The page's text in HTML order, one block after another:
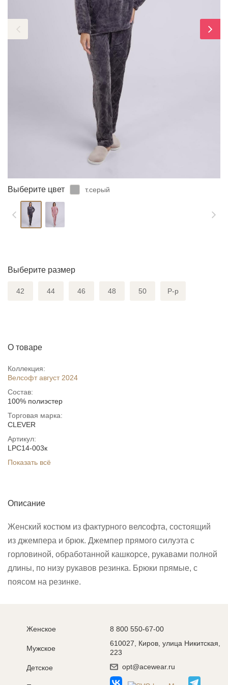
Выберите цвет т.серый
Выберите размер
42 44 46 48 50 Р-р
О товаре
Коллекция:
Велсофт август 2024
Состав:
100% полиэстер
Торговая марка:
CLEVER
Артикул:
LPC14-003к
Показать всё
Описание
Женский костюм из фактурного велсофта, состоящий
из джемпера и брюк. Джемпер прямого силуэта с
горловиной, обработанной кашкорсе, рукавами полной
длины, по низу рукавов резинка. Брюки прямые, с
поясом на резинке.
Женское
Мужское
Детское
8 800 550-67-00
610027, Киров, улица Никитская,
223
opt@acewear.ru